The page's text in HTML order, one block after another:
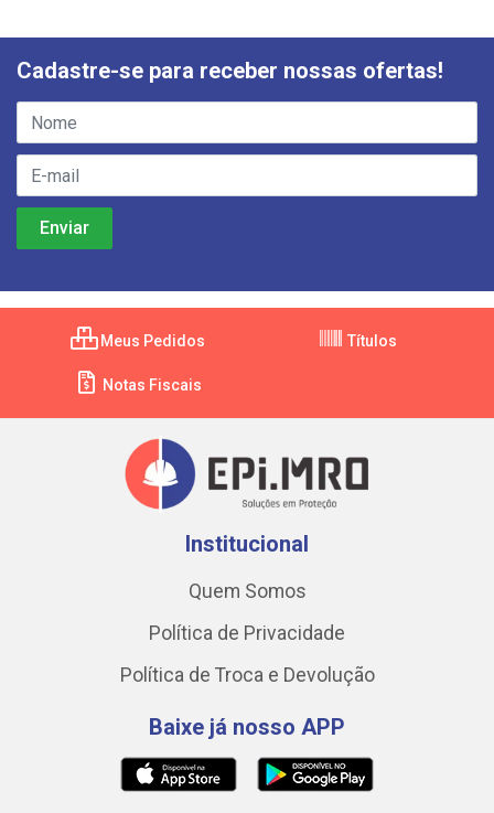
Cadastre-se para receber nossas ofertas!
Meus Pedidos Títulos
Notas Fiscais
Institucional
Quem Somos
Política de Privacidade
Política de Troca e Devolução
Baixe já nosso APP